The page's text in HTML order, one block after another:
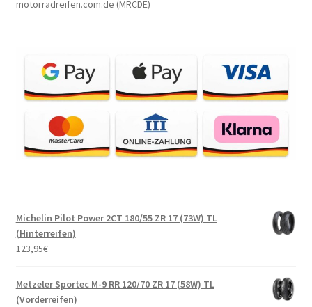
motorradreifen.com.de (MRCDE)
Michelin Pilot Power 2CT 180/55 ZR 17 (73W) TL
(Hinterreifen)
123,95€
Metzeler Sportec M-9 RR 120/70 ZR 17 (58W) TL
(Vorderreifen)